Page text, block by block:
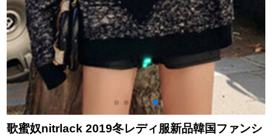
歌蜜奴nitrlack 2019冬レディ服新品韓国ファンシ